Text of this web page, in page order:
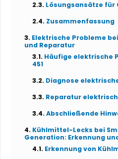
Lösungsansätze
Zusammenfassung
Elektrische Probleme
und Reparatur
Häufige elektrische
451
Diagnose
Reparatur
Abschließende
Kühlmittel-Lecks bei
Generation: Erkennung
Erkennung von